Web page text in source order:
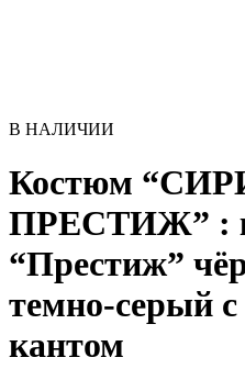
В НАЛИЧИИ
Костюм
ПРЕСТИЖ” :
“Престиж”
темно-серый
кантом